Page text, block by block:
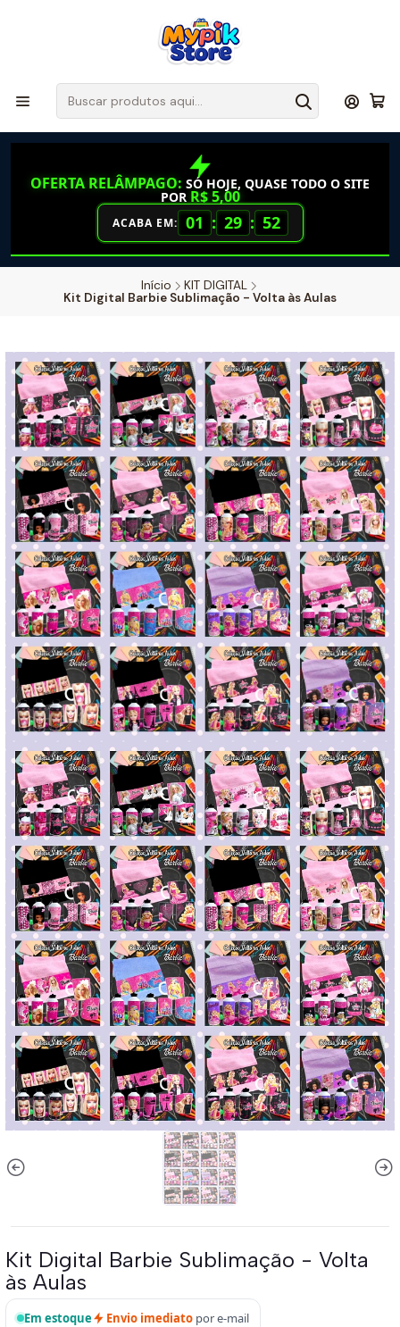
OFERTA RELÂMPAGO: SÓ HOJE, QUASE TODO O SITE
POR R$ 5,00
ACABA EM: 01 : 29 : 52
Início
KIT DIGITAL
Kit Digital Barbie Sublimação - Volta às Aulas
Kit Digital Barbie Sublimação - Volta
às Aulas
Em estoque Envio imediato por e-mail